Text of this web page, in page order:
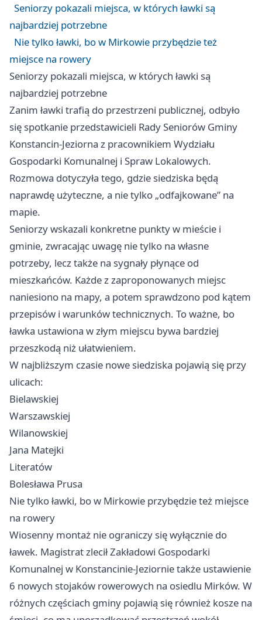
Seniorzy pokazali miejsca, w których ławki są
najbardziej potrzebne
Nie tylko ławki, bo w Mirkowie przybędzie też
miejsce na rowery
Seniorzy pokazali miejsca, w których ławki są
najbardziej potrzebne
Zanim ławki trafią do przestrzeni publicznej, odbyło
się spotkanie przedstawicieli Rady Seniorów Gminy
Konstancin-Jeziorna z pracownikiem Wydziału
Gospodarki Komunalnej i Spraw Lokalowych.
Rozmowa dotyczyła tego, gdzie siedziska będą
naprawdę użyteczne, a nie tylko „odfajkowane” na
mapie.
Seniorzy wskazali konkretne punkty w mieście i
gminie, zwracając uwagę nie tylko na własne
potrzeby, lecz także na sygnały płynące od
mieszkańców. Każde z zaproponowanych miejsc
naniesiono na mapy, a potem sprawdzono pod kątem
przepisów i warunków technicznych. To ważne, bo
ławka ustawiona w złym miejscu bywa bardziej
przeszkodą niż ułatwieniem.
W najbliższym czasie nowe siedziska pojawią się przy
ulicach:
Bielawskiej
Warszawskiej
Wilanowskiej
Jana Matejki
Literatów
Bolesława Prusa
Nie tylko ławki, bo w Mirkowie przybędzie też miejsce
na rowery
Wiosenny montaż nie ograniczy się wyłącznie do
ławek. Magistrat zlecił Zakładowi Gospodarki
Komunalnej w Konstancinie-Jeziornie także ustawienie
6 nowych stojaków rowerowych na osiedlu Mirków. W
różnych częściach gminy pojawią się również kosze na